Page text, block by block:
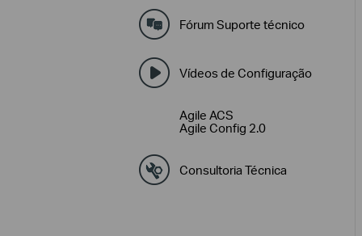
Fórum Suporte técnico
Vídeos de Configuração
Agile ACS
Agile Config 2.0
Consultoria Técnica